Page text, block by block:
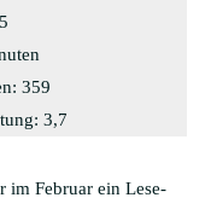
359
3,7
im Februar ein Lese-